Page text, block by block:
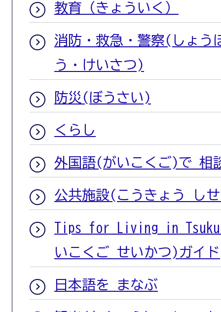
教育（きょういく）
消防・救急・警察(しょう
う・けいさつ)
防災(ぼうさい)
くらし
外国語(がいこくご)で 相
公共施設(こうきょう し
Tips for Living in
いこくご せいかつ)ガイド
日本語を まなぶ